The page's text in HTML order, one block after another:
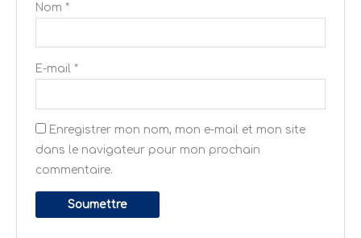
Nom *
E-mail *
Enregistrer mon nom, mon e-mail et mon site
dans le navigateur pour mon prochain
commentaire.